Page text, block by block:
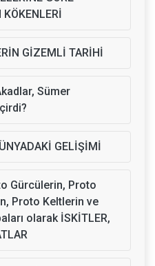
GİZEMLİ TARİHİ
Sümer
GELİŞİMİ
Gürcülerin, Proto
Proto Keltlerin ve
olarak İSKİTLER,